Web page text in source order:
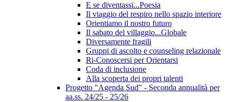
E se diventassi...Poesia
Il viaggio del respiro nello spazio interiore
Orientiamo il nostro futuro
Il sabato del villaggio...Globale
Diversamente fragili
Gruppi di ascolto e counseling relazionale
Ri-Conoscersi per Orientarsi
Coda di inclusione
Alla scoperta dei propri talenti
Progetto "Agenda Sud" - Seconda annualità per
aa.ss. 24/25 - 25/26